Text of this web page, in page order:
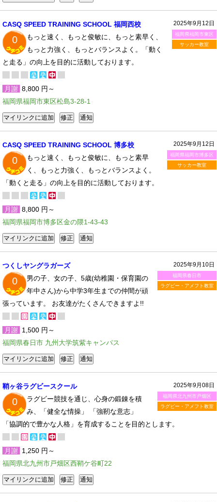
2025年9月12日
福岡県福岡市東区
サッカー教室
CASQ SPEED TRAINING SCHOOL 福岡西校
0
もっと速く、もっと俊敏に、もっと素早く、
もっと力強く、もっとバランスよく。「動く
と走る」の向上を目的に活動しております。
月謝 8,800 円～
福岡県福岡市東区松島3-28-1
2025年9月12日
福岡県福岡市博多区
サッカー教室
CASQ SPEED TRAINING SCHOOL 博多校
0
もっと速く、もっと俊敏に、もっと素早
く、もっと力強く、もっとバランスよく。
「動くと走る」の向上を目的に活動しております。
月謝 8,800 円～
福岡県福岡市博多区金の隈1-43-43
2025年9月10日
福岡県春日市
ラグビー・アメフト教室
つくしヤングラガーズ
0
男の子、女の子、5歳(幼稚園・保育園の
年中さん)から中学3年生までの仲間が頑
張っています。 お友達がたくさんできますよ!!
月謝 1,500 円～
福岡県春日市 九州大学筑紫キャンパス
2025年9月08日
福岡県北九州市戸畑区
ラグビー・アメフト教室
鞘ヶ谷ラグビースクール
0
ラグビー競技を通じ、心身の鍛錬を積
み、「健全な情操」 「強靭な意志」
「協調的で豊かな人格」を育成することを目的とします。
月謝 1,250 円～
福岡県北九州市戸畑区西鞘ケ谷町22